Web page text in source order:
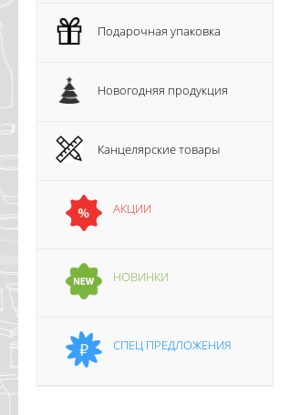
Подарочная упаковка
Новогодняя продукция
Канцелярские товары
АКЦИИ
НОВИНКИ
СПЕЦ ПРЕДЛОЖЕНИЯ